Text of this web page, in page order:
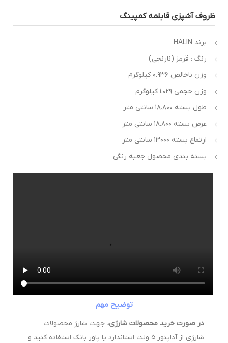
آشپزی قابلمه کمپینگ
برند HALIN
رنگ : قرمز (نارنجی)
وزن ناخالص ۰.۹۳۶ کیلوگرم
وزن حجمی ۱.۰۲۹ کیلوگرم
طول بسته ۱۸.۸۰۰ سانتی متر
عرض بسته ۱۸.۸۰۰ سانتی متر
ارتفاع بسته ۱۳۰۰۰ سانتی متر
بسته بندی محصول جعبه رنگی
توضیح مهم
در صورت خرید محصولات شارژی،جهت شارژ محصولات
شارژی از آداپتور ۵ ولت استاندارد یا پاور بانک استفاده کنید و